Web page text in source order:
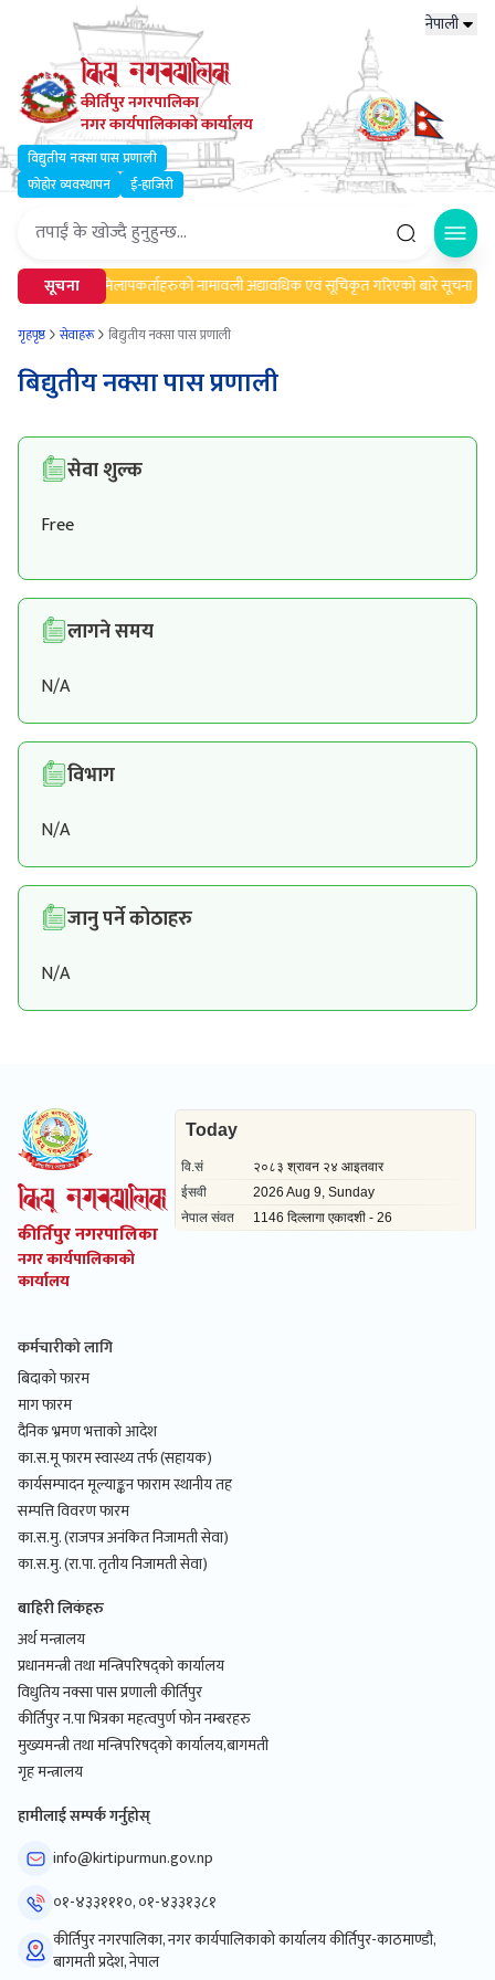
नेपाली
कीर्तिपुर नगरपालिका
नगर कार्यपालिकाको कार्यालय
विद्युतीय नक्सा पास प्रणाली
फोहोर व्यवस्थापन
ई-हाजिरी
सूचनामेलमिलापकर्ताहरुको नामावली अद्यावधिक एवं सूचिकृत गरिएको बारे सूचना ।
गृहपृष्ठ सेवाहरू बिद्युतीय नक्सा पास प्रणाली
बिद्युतीय नक्सा पास प्रणाली
सेवा शुल्क
Free
लागने समय
N/A
विभाग
N/A
जानु पर्ने कोठाहरु
N/A
कीर्तिपुर नगरपालिका
नगर कार्यपालिकाको
कार्यालय
कर्मचारीको लागि
बिदाको फारम
माग फारम
दैनिक भ्रमण भत्ताको आदेश
का.स.मू फारम स्वास्थ्य तर्फ (सहायक)
कार्यसम्पादन मूल्याङ्कन फाराम स्थानीय तह
सम्पत्ति विवरण फारम
का.स.मु. (राजपत्र अनंकित निजामती सेवा)
का.स.मु. (रा.पा. तृतीय निजामती सेवा)
बाहिरी लिकंहरु
अर्थ मन्त्रालय
प्रधानमन्त्री तथा मन्त्रिपरिषद्को कार्यालय
विधुतिय नक्सा पास प्रणाली कीर्तिपुर
कीर्तिपुर न.पा भित्रका महत्वपुर्ण फोन नम्बरहरु
मुख्यमन्त्री तथा मन्त्रिपरिषद्को कार्यालय,बागमती
गृह मन्त्रालय
हामीलाई सम्पर्क गर्नुहोस्
info@kirtipurmun.gov.np
०१-४३३१११०, ०१-४३३१३८१
कीर्तिपुर नगरपालिका, नगर कार्यपालिकाको कार्यालय कीर्तिपुर-काठमाण्डौ,
बागमती प्रदेश, नेपाल